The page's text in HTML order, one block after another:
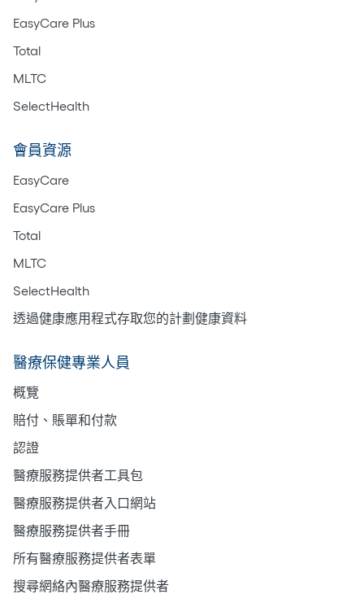
EasyCare Plus
Total
MLTC
SelectHealth
會員資源
EasyCare
EasyCare Plus
Total
MLTC
SelectHealth
透過健康應用程式存取您的計劃健康資料
醫療保健專業人員
概覽
賠付、賬單和付款
認證
醫療服務提供者工具包
醫療服務提供者入口網站
醫療服務提供者手冊
所有醫療服務提供者表單
搜尋網絡內醫療服務提供者